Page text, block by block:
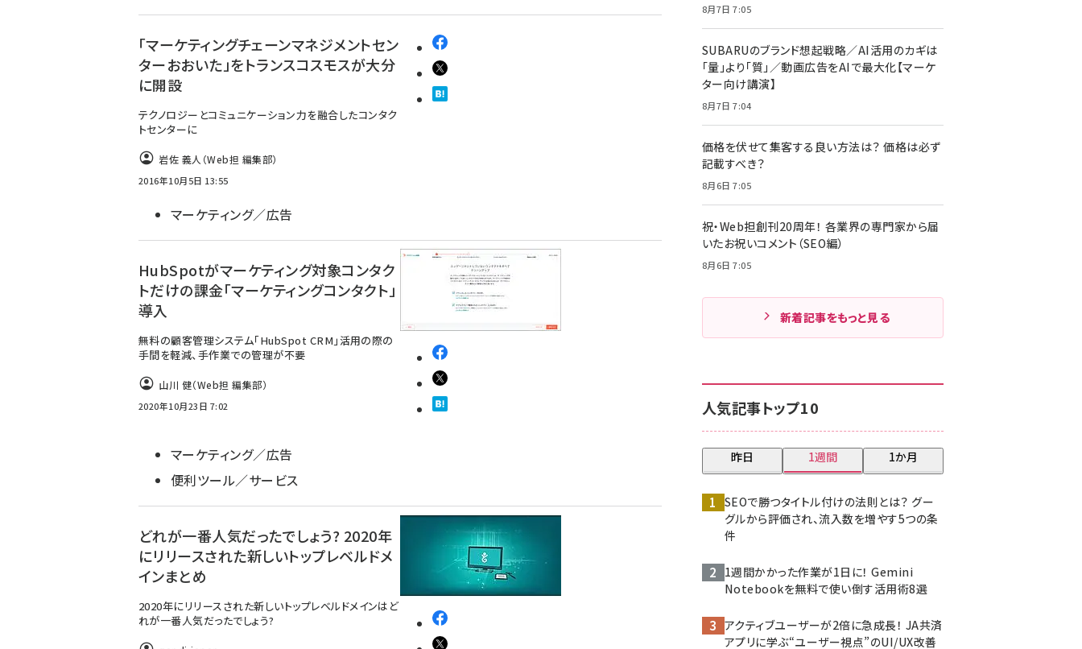
「マーケティングチェーンマネジメントセン
ターおおいた」をトランスコスモスが大分
に開設
テクノロジーとコミュニケーション力を融合したコンタク
トセンターに
岩佐 義人（Web担 編集部）
2016年10月5日 13:55
マーケティング／広告
HubSpotがマーケティング対象コンタク
トだけの課金「マーケティングコンタクト」
導入
無料の顧客管理システム「HubSpot CRM」活用の際の
手間を軽減、手作業での管理が不要
山川 健（Web担 編集部）
2020年10月23日 7:02
マーケティング／広告
便利ツール／サービス
どれが一番人気だったでしょう? 2020年
にリリースされた新しいトップレベルドメ
インまとめ
2020年にリリースされた新しいトップレベルドメインはど
れが一番人気だったでしょう?
8月7日 7:05
SUBARUのブランド想起戦略／AI活用のカギは
「量」より「質」／動画広告をAIで最大化【マーケ
ター向け講演】
8月7日 7:04
価格を伏せて集客する良い方法は？ 価格は必ず
記載すべき？
8月6日 7:05
祝・Web担創刊20周年！ 各業界の専門家から届
いたお祝いコメント（SEO編）
8月6日 7:05
新着記事をもっと見る
人気記事トップ10
昨日 1週間 1か月
SEOで勝つタイトル付けの法則とは？ グー
グルから評価され、流入数を増やす5つの条
件
1週間かかった作業が1日に！ Gemini
Notebookを無料で使い倒す活用術8選
アクティブユーザーが2倍に急成長！ JA共済
アプリに学ぶ“ユーザー視点”のUI/UX改善